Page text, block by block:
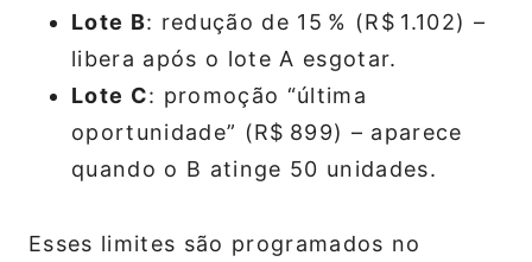
Lote B: redução de 15 % (R$ 1.102) –
libera após o lote A esgotar.
Lote C: promoção “última
oportunidade” (R$ 899) – aparece
quando o B atinge 50 unidades.
Esses limites são programados no